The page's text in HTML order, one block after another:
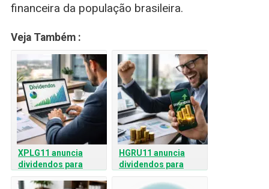
financeira da população brasileira.
Veja Também :
XPLG11 anuncia
dividendos para
março de 2026; veja
valor e rendimento
HGRU11 anuncia
dividendos para
março de 2026: veja
valor e rendimento